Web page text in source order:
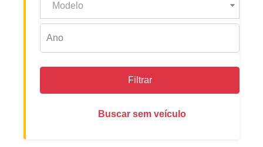
Modelo
Filtrar
Buscar sem veículo